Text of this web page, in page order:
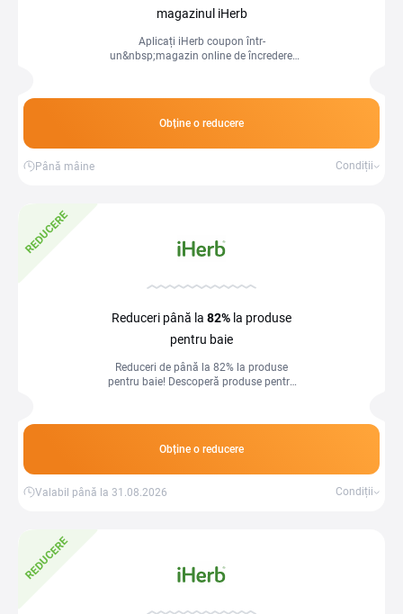
magazinul iHerb
Aplicați iHerb coupon într-
un&nbsp;magazin online de încredere,
Obține o reducere
Până mâine Condiții
REDUCERE
Reduceri până la 82% la produse
pentru baie
Reduceri de până la 82% la produse
pentru baie! Descoperă produse pentru
Obține o reducere
Valabil până la 31.08.2026 Condiții
REDUCERE